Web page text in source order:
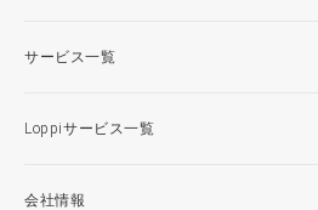
サービス一覧
Loppiサービス一覧
会社情報